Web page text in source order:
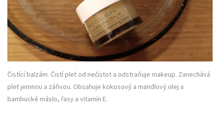
Čistící balzám. Čistí pleť od nečistot a odstraňuje makeup. Zanechává
pleť jemnou a zářivou. Obsahuje kokosový a mandlový olej a
bambucké máslo, řasy a vitamín E.